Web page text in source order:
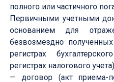
полного или частичного
Первичными учетными
основанием для
безвозмездно
регистрах
регистрах налогового
— договор (акт приема-